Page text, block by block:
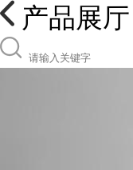
产品展厅